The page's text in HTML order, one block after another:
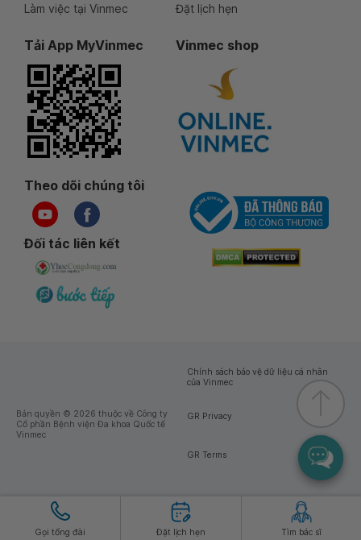
Gọi tổng đài Đặt lịch hẹn Tìm bác sĩ
Làm việc tại Vinmec
Đặt lịch hẹn
Tải App MyVinmec Vinmec shop
Theo dõi chúng tôi
Đối tác liên kết
Bản quyền © 2026 thuộc về Công ty
Cổ phần Bệnh viện Đa khoa Quốc tế
Vinmec
Chính sách bảo vệ dữ liệu cá nhân
của Vinmec
GR Privacy
GR Terms